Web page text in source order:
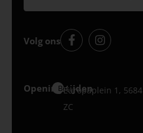
Volg ons
Openingstijden
Best
Europaplein 1, 5684
ZC